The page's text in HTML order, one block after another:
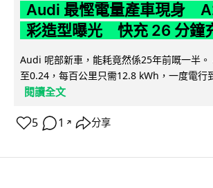
Audi 最慳電量產車現身
彩造型曝光 快充 26 分鐘
Audi 呢部新車，能耗竟然係25年前嘅一半
至0.24，每百公里只需12.8 kWh，一度電行
閱讀全文
5 1 ↗ 分享